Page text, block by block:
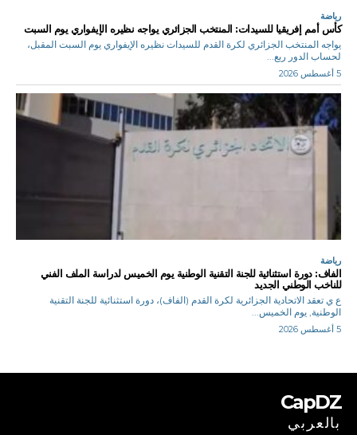
رياضة
كأس أمم إفريقيا للسيدات: المنتخب الجزائري يواجه نظيره الإيفواري يوم السبت
يواجه المنتخب الجزائري لكرة القدم للسيدات نظيره الإيفواري يوم السبت المقبل،
لحساب الدور ربع...
5 أغسطس 2026
رياضة
الفاف: دورة استثنائية للجنة التقنية الوطنية يوم الخميس لدراسة الملف الفني
للناخب الوطني الجديد
ع ي تعقد الاتحادية الجزائرية لكرة القدم (الفاف)، دورة استثنائية للجنة التقنية
الوطنية, يوم الخميس...
5 أغسطس 2026
CapDZ
بالعربي